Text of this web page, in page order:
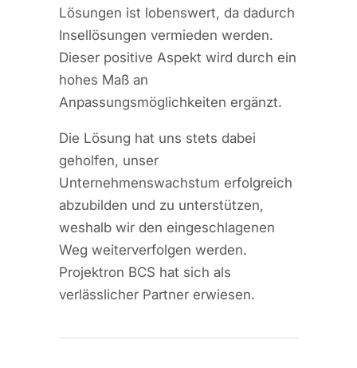
Lösungen ist lobenswert, da dadurch
Insellösungen vermieden werden.
Dieser positive Aspekt wird durch ein
hohes Maß an
Anpassungsmöglichkeiten ergänzt.
Die Lösung hat uns stets dabei
geholfen, unser
Unternehmenswachstum erfolgreich
abzubilden und zu unterstützen,
weshalb wir den eingeschlagenen
Weg weiterverfolgen werden.
Projektron BCS hat sich als
verlässlicher Partner erwiesen.